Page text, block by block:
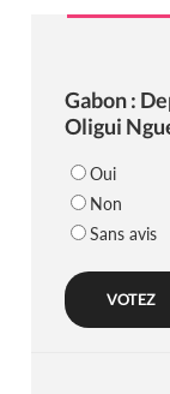
Gabon :
Oligui
Oui
Non
Sans avis